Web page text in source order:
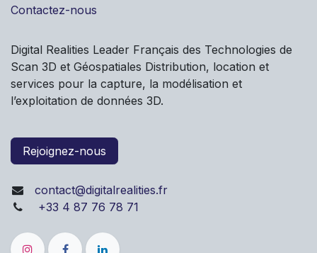
Contactez-nous
Digital Realities Leader Français des Technologies de
Scan 3D et Géospatiales Distribution, location et
services pour la capture, la modélisation et
l’exploitation de données 3D.
Rejoignez-nous
contact@digitalrealities.fr
+33 4 87 76 78 71